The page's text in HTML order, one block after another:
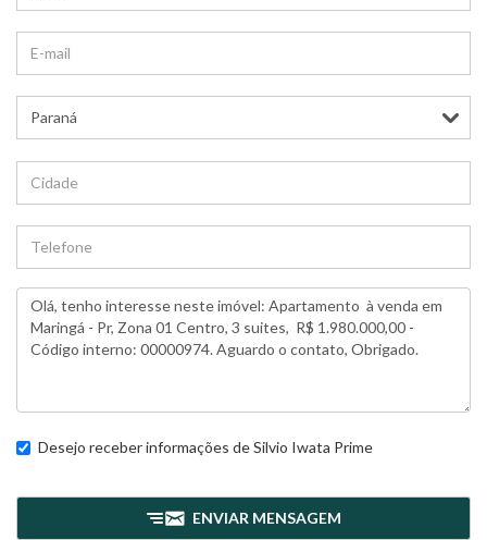
Desejo receber informações deSilvio Iwata Prime
ENVIAR MENSAGEM